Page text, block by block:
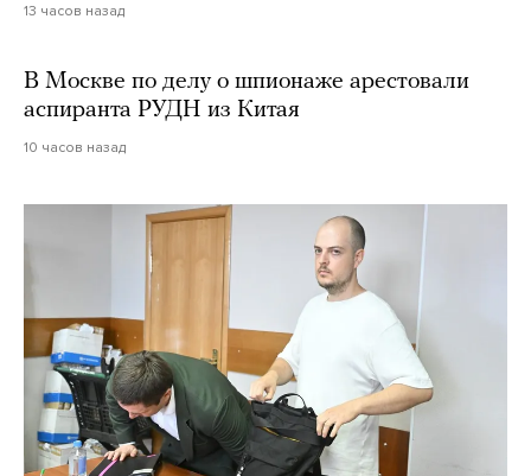
13 часов назад
В Москве по делу о шпионаже арестовали
аспиранта РУДН из Китая
10 часов назад